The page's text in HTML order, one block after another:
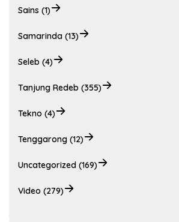
Sains (1)
Samarinda (13)
Seleb (4)
Tanjung Redeb (355)
Tekno (4)
Tenggarong (12)
Uncategorized (169)
Video (279)